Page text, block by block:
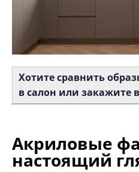
Хотите сравнить
в салон или закажите
Акриловые
настоящий